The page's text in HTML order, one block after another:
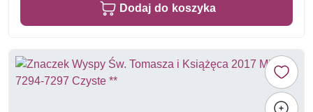
Dodaj do koszyka